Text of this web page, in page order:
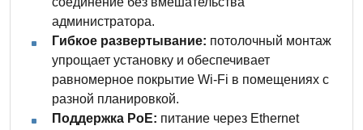
администратора.
Гибкое развертывание: потолочный монтаж
упрощает установку и обеспечивает
равномерное покрытие Wi-Fi в помещениях с
разной планировкой.
Поддержка PoE: питание через Ethernet